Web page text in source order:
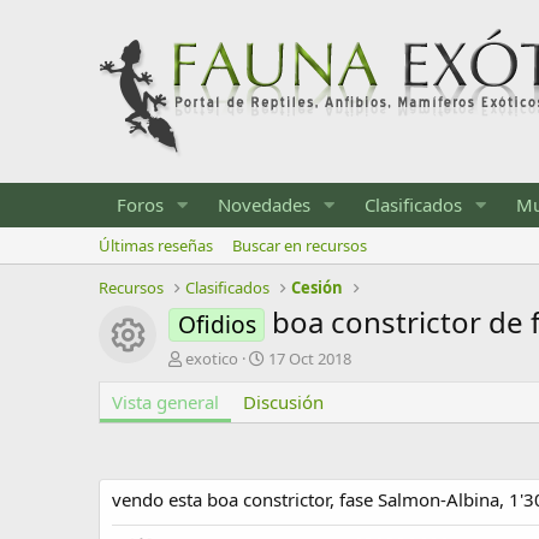
Foros Novedades Clasificados
Últimas reseñas
Buscar en recursos
Recursos
Clasificados Cesión
Icono del recurso
Ofidios boa constrictor de
A
t
o
exotico
F
c
h
c
r
17 Oct 2018
Vista general Discusión
vendo esta boa constrictor, fase Salmon-Albina,